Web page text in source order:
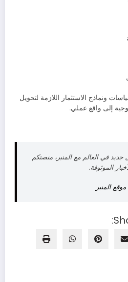
ونماذج الاستثمار اللازمة لتحويل
إلى واقع عملي.
جديد في العالم مع المنبر، منصتكم
الموثوقة.
موقع المنبر